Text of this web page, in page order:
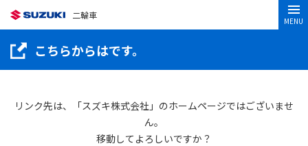
二輪車
MENU
こちらからはです。
リンク先は、「スズキ株式会社」のホームページではございませ
ん。
移動してよろしいですか？